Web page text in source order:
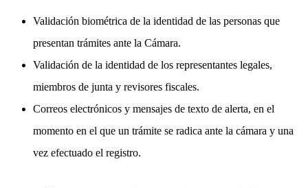
Validación biométrica de la identidad de las personas que
presentan trámites ante la Cámara.
Validación de la identidad de los representantes legales,
miembros de junta y revisores fiscales.
Correos electrónicos y mensajes de texto de alerta, en el
momento en el que un trámite se radica ante la cámara y una
vez efectuado el registro.